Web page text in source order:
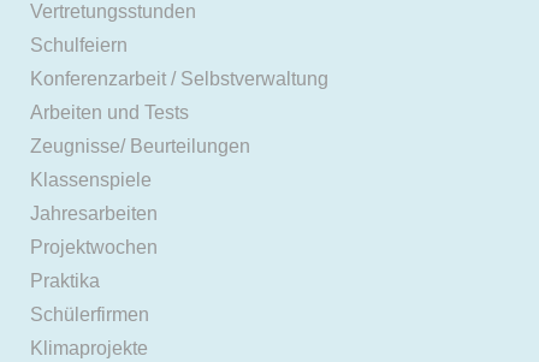
Vertretungsstunden
Schulfeiern
Konferenzarbeit / Selbstverwaltung
Arbeiten und Tests
Zeugnisse/ Beurteilungen
Klassenspiele
Jahresarbeiten
Projektwochen
Praktika
Schülerfirmen
Klimaprojekte